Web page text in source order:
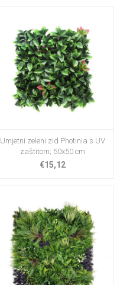
Umjetni zeleni zid Photinia s UV
zaštitom; 50x50 cm
€15,12